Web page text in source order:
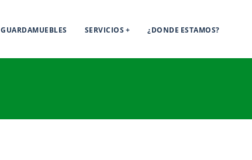
GUARDAMUEBLES SERVICIOS ¿DONDE ESTAMOS?